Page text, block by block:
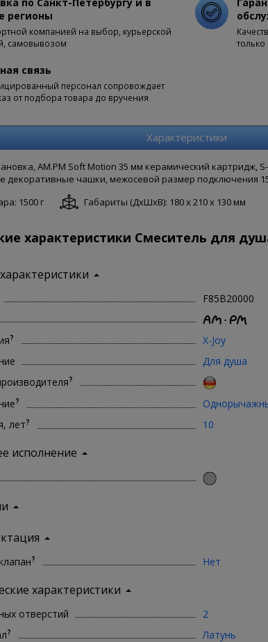
регионы
компанией на выбор, курьерской
самовывозом
связь
персонал сопровождает
от подбора товара до вручения
Характеристики
AM.PM Soft Motion 35 мм керамический картридж,
декоративные чашки, межосевой размер подключения
1500 г
Габариты (ДxШxВ): 180 x 210 x 130 мм
характеристики Смеситель для
F85B20000
?
X-Joy
Для душа
?
?
лет? 10
исполнение
? Нет
характеристики
отверстий
2
? Латунь